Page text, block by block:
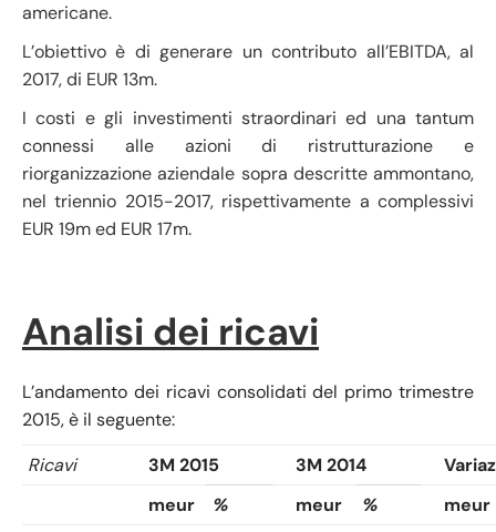
americane.
L’obiettivo è di generare un contributo all’EBITDA, al
2017, di EUR 13m.
I costi e gli investimenti straordinari ed una tantum
connessi alle azioni di ristrutturazione e
riorganizzazione aziendale sopra descritte ammontano,
nel triennio 2015-2017, rispettivamente a complessivi
EUR 19m ed EUR 17m.
Analisi dei ricavi
L’andamento dei ricavi consolidati del primo trimestre
2015, è il seguente:
Ricavi
3M 2015 3M 2014
meur
% meur %
meur